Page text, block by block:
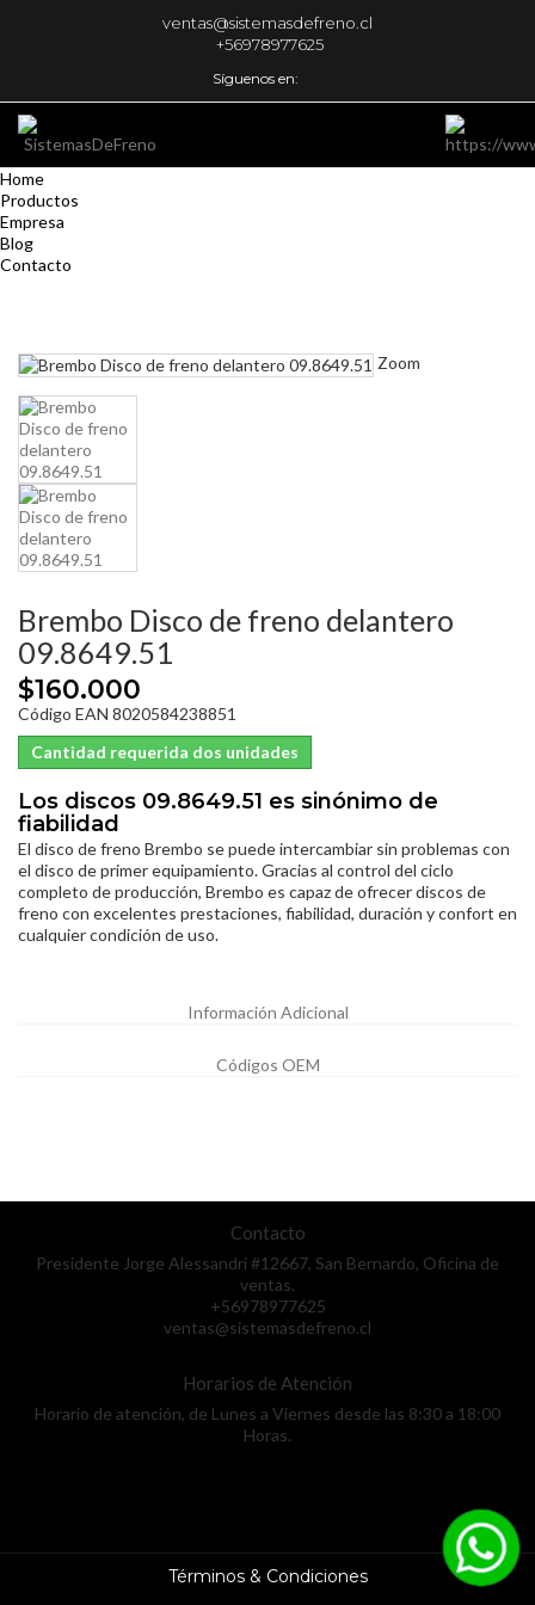
ventas@sistemasdefreno.cl
+56978977625
Síguenos en:
Home
Productos
Empresa
Blog
Contacto
Zoom
Brembo Disco de freno delantero
09.8649.51
$160.000
Código EAN 8020584238851
Cantidad requerida dos unidades
Los discos 09.8649.51 es sinónimo de
fiabilidad
El disco de freno Brembo se puede intercambiar sin problemas con
el disco de primer equipamiento. Gracias al control del ciclo
completo de producción, Brembo es capaz de ofrecer discos de
freno con excelentes prestaciones, fiabilidad, duración y confort en
cualquier condición de uso.
Información Adicional
Códigos OEM
Contacto
Presidente Jorge Alessandri #12667, San Bernardo, Oficina de
ventas.
+56978977625
ventas@sistemasdefreno.cl
Horarios de Atención
Horario de atención, de Lunes a Viernes desde las 8:30 a 18:00
Horas.
Términos & Condiciones